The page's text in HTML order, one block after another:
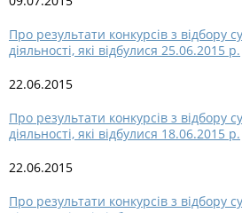
Про результати конкурсів з відбору
діяльності, які відбулися 25.06.2015 р.
22.06.2015
Про результати конкурсів з відбору
діяльності, які відбулися 18.06.2015 р.
22.06.2015
Про результати конкурсів з відбору